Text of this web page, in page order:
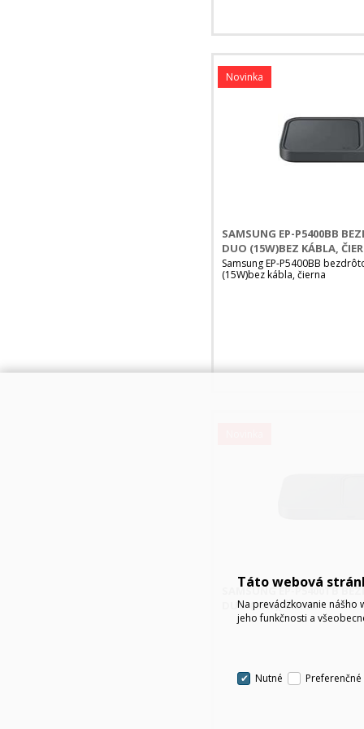
SAMSUNG EP-P5400BB
DUO (15W)BEZ KÁBLA,
Samsung EP-P5400BB
(15W)bez kábla, čierna
Novinka
SAMSUNG EP-P5400TB
DUO (15W), ČIERNA
Táto webová
Na prevádzkovanie nášho
jeho funkčnosti a
Nutné Preferenčné